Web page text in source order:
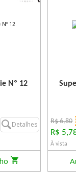
Nº 12
Detalhes R$ 6,80
R$
À vista